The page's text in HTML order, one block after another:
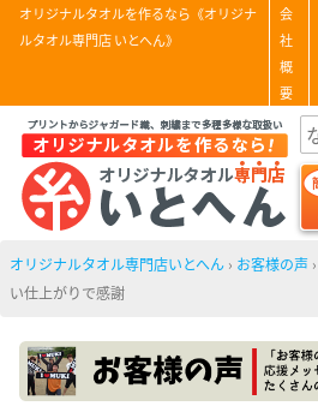
オリジナルタオルを作るなら《オリジナ
ルタオル専門店 いとへん》
会
社
概
要
オリジナルタオル専門店いとへん › お客様の声 ›
い仕上がりで感謝